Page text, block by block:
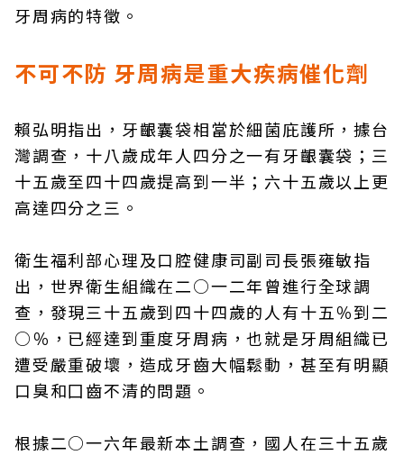
牙周病的特徵。
不可不防 牙周病是重大疾病催化劑
賴弘明指出，牙齦囊袋相當於細菌庇護所，據台
灣調查，十八歲成年人四分之一有牙齦囊袋；三
十五歲至四十四歲提高到一半；六十五歲以上更
高達四分之三。
衛生福利部心理及口腔健康司副司長張雍敏指
出，世界衛生組織在二○一二年曾進行全球調
查，發現三十五歲到四十四歲的人有十五％到二
○％，已經達到重度牙周病，也就是牙周組織已
遭受嚴重破壞，造成牙齒大幅鬆動，甚至有明顯
口臭和囗齒不清的問題。
根據二○一六年最新本土調查，國人在三十五歲